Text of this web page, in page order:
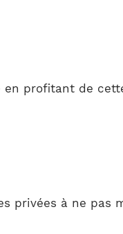
profitant de
privées à ne pas